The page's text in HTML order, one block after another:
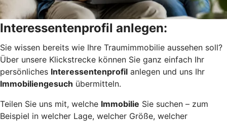
Interessentenprofil anlegen:
Sie wissen bereits wie Ihre Traumimmobilie aussehen soll?
Über unsere Klickstrecke können Sie ganz einfach Ihr
persönliches Interessentenprofil anlegen und uns Ihr
Immobiliengesuch übermitteln.
Teilen Sie uns mit, welche Immobilie Sie suchen – zum
Beispiel in welcher Lage, welcher Größe, welcher